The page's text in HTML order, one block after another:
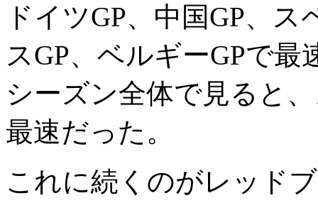
ドイツGP、中国GP、
スGP、ベルギーGPで
シーズン全体で見ると
最速だった。
これに続くのがレッド